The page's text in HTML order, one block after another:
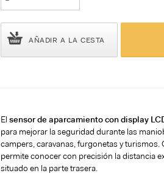
AÑADIR A LA CESTA
Elsensor de aparcamiento con display
para mejorar la seguridad durante las
campers, caravanas, furgonetas y
permite conocer con precisión la distancia
situado en la parte trasera.